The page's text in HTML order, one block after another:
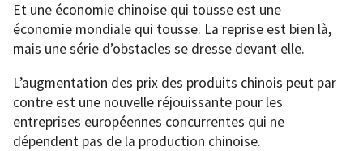
Et une économie chinoise qui tousse est une
économie mondiale qui tousse. La reprise est bien là,
mais une série d’obstacles se dresse devant elle.
L’augmentation des prix des produits chinois peut par
contre est une nouvelle réjouissante pour les
entreprises européennes concurrentes qui ne
dépendent pas de la production chinoise.